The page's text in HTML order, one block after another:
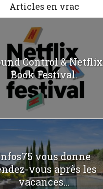
Articles en vrac
Control & Netflix
Book Festival.
vous donne
vous après les
vacances...